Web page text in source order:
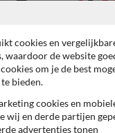
A serie -
cookies en
waardoor de website
om je de best
bieden.
cookies en
wij en derde partijen
advertenties tonen